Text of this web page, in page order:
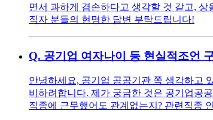
면서 과하게 겸손하다고 생각할 것 같고,
직자 분들의 현명한 답변 부탁드립니다!
Q. 공기업 여자나이 등 현실적조언
안녕하세요, 공기업 공공기관 쪽 생각하고
비하려합니다. 제가 궁금한 것은 공기업공
직종에 근무했어도 관계없는지? 관련직종